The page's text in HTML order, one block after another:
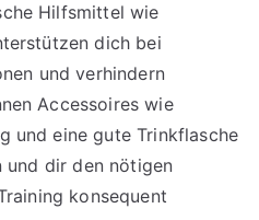
Hilfsmittel wie
dich bei
und verhindern
Accessoires wie
und eine gute Trinkflasche
dir den nötigen
konsequent